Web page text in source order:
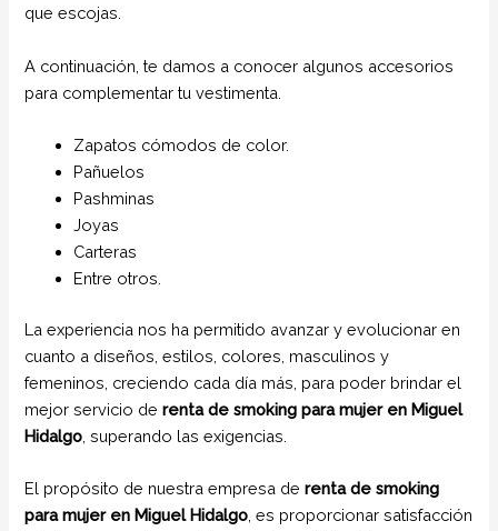
que escojas.
A continuación, te damos a conocer algunos accesorios
para complementar tu vestimenta.
Zapatos cómodos de color.
Pañuelos
Pashminas
Joyas
Carteras
Entre otros.
La experiencia nos ha permitido avanzar y evolucionar en
cuanto a diseños, estilos, colores, masculinos y
femeninos, creciendo cada día más, para poder brindar el
mejor servicio derenta de smoking para mujer en Miguel
Hidalgo , superando las exigencias.
El propósito de nuestra empresa derenta de smoking
para mujer en Miguel Hidalgo , es proporcionar satisfacción